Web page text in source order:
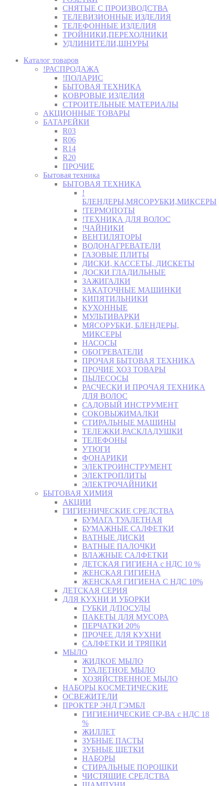
СНЯТЫЕ С ПРОИЗВОДСТВА
ТЕЛЕВИЗИОННЫЕ ИЗДЕЛИЯ
ТЕЛЕФОННЫЕ ИЗДЕЛИЯ
ТРОЙНИКИ,ПЕРЕХОДНИКИ
УДЛИНИТЕЛИ,ШНУРЫ
Каталог товаров
!РАСПРОДАЖА
!ПОЛАРИС
БЫТОВАЯ ТЕХНИКА
КОВРОВЫЕ ИЗДЕЛИЯ
СТРОИТЕЛЬНЫЕ МАТЕРИАЛЫ
АКЦИОННЫЕ ТОВАРЫ
БАТАРЕЙКИ
R03
R06
R14
R20
ПРОЧИЕ
Бытовая техника
БЫТОВАЯ ТЕХНИКА
!
БЛЕНДЕРЫ,МЯСОРУБКИ,МИКСЕРЫ
!ТЕРМОПОТЫ
!ТЕХНИКА ДЛЯ ВОЛОС
!ЧАЙНИКИ
ВЕНТИЛЯТОРЫ
ВОДОНАГРЕВАТЕЛИ
ГАЗОВЫЕ ПЛИТЫ
ДИСКИ, КАССЕТЫ, ДИСКЕТЫ
ДОСКИ ГЛАДИЛЬНЫЕ
ЗАЖИГАЛКИ
ЗАКАТОЧНЫЕ МАШИНКИ
КИПЯТИЛЬНИКИ
КУХОННЫЕ
МУЛЬТИВАРКИ
МЯСОРУБКИ, БЛЕНДЕРЫ,
МИКСЕРЫ
НАСОСЫ
ОБОГРЕВАТЕЛИ
ПРОЧАЯ БЫТОВАЯ ТЕХНИКА
ПРОЧИЕ ХОЗ ТОВАРЫ
ПЫЛЕСОСЫ
РАСЧЕСКИ И ПРОЧАЯ ТЕХНИКА
ДЛЯ ВОЛОС
САДОВЫЙ ИНСТРУМЕНТ
СОКОВЫЖИМАЛКИ
СТИРАЛЬНЫЕ МАШИНЫ
ТЕЛЕЖКИ,РАСКЛАДУШКИ
ТЕЛЕФОНЫ
УТЮГИ
ФОНАРИКИ
ЭЛЕКТРОИНСТРУМЕНТ
ЭЛЕКТРОПЛИТЫ
ЭЛЕКТРОЧАЙНИКИ
БЫТОВАЯ ХИМИЯ
АКЦИИ
ГИГИЕНИЧЕСКИЕ СРЕДСТВА
БУМАГА ТУАЛЕТНАЯ
БУМАЖНЫЕ САЛФЕТКИ
ВАТНЫЕ ДИСКИ
ВАТНЫЕ ПАЛОЧКИ
ВЛАЖНЫЕ САЛФЕТКИ
ДЕТСКАЯ ГИГИЕНА с НДС 10 %
ЖЕНСКАЯ ГИГИЕНА
ЖЕНСКАЯ ГИГИЕНА С НДС 10%
ДЕТСКАЯ СЕРИЯ
ДЛЯ КУХНИ И УБОРКИ
ГУБКИ Д/ПОСУДЫ
ПАКЕТЫ ДЛЯ МУСОРА
ПЕРЧАТКИ 20%
ПРОЧЕЕ ДЛЯ КУХНИ
САЛФЕТКИ И ТРЯПКИ
МЫЛО
ЖИДКОЕ МЫЛО
ТУАЛЕТНОЕ МЫЛО
ХОЗЯЙСТВЕННОЕ МЫЛО
НАБОРЫ КОСМЕТИЧЕСКИЕ
ОСВЕЖИТЕЛИ
ПРОКТЕР ЭНД ГЭМБЛ
ГИГИЕНИЧЕСКИЕ СР-ВА с НДС 18
%
ЖИЛЛЕТ
ЗУБНЫЕ ПАСТЫ
ЗУБНЫЕ ЩЕТКИ
НАБОРЫ
СТИРАЛЬНЫЕ ПОРОШКИ
ЧИСТЯЩИЕ СРЕДСТВА